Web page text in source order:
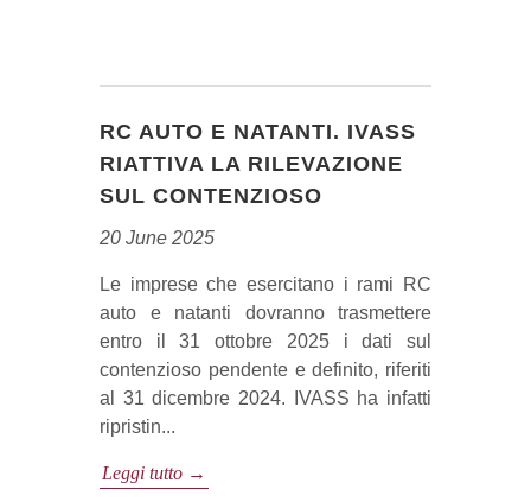
RC AUTO E NATANTI. IVASS
RIATTIVA LA RILEVAZIONE
SUL CONTENZIOSO
20 June 2025
Le imprese che esercitano i rami RC
auto e natanti dovranno trasmettere
entro il 31 ottobre 2025 i dati sul
contenzioso pendente e definito, riferiti
al 31 dicembre 2024. IVASS ha infatti
ripristin...
Leggi tutto →